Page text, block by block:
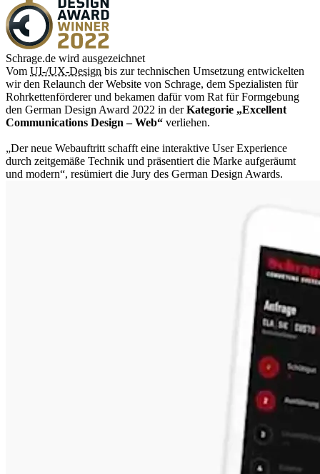
Schrage.de wird ausgezeichnet
Vom UI-/UX-Design bis zur technischen Umsetzung entwickelten
wir den Relaunch der Website von Schrage, dem Spezialisten für
Rohrkettenförderer und bekamen dafür vom Rat für Formgebung
den German Design Award 2022 in derKategorie „Excellent
Communications Design – Web“ verliehen.
„Der neue Webauftritt schafft eine interaktive User Experience
durch zeitgemäße Technik und präsentiert die Marke aufgeräumt
und modern“, resümiert die Jury des German Design Awards.